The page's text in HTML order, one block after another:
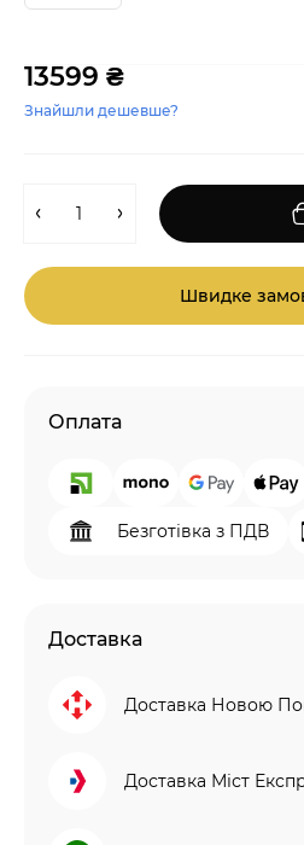
13599 ₴
Знайшли дешевше?
Швидке
Оплата
Безготівка з ПДВ
Доставка
Доставка Новою
Доставка Міст